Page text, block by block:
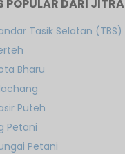
POPULAR DARI JITRA
Tasik Selatan (TBS)
Bharu
Puteh
Petani
Petani